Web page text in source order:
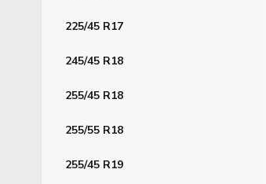
225/45 R17
245/45 R18
255/45 R18
255/55 R18
255/45 R19